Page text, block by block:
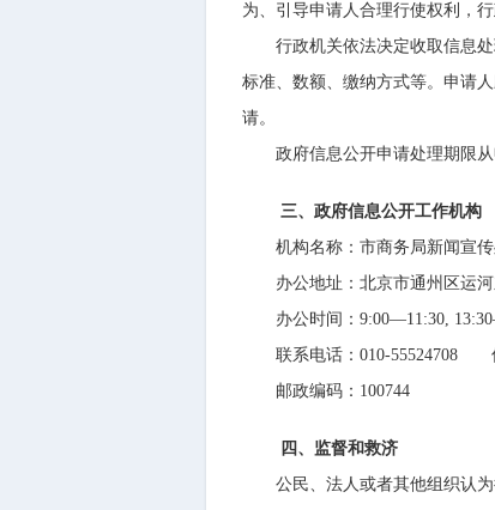
为、引导申请人合理行使权利，
行政机关依法决定收取信息处
标准、数额、缴纳方式等。申请
请。
政府信息公开申请处理期限从
三、政府信息公开工作机构
机构名称：市商务局新闻宣
办公地址：北京市通州区运河
办公时间：9:00—11:30,
联系电话：010-55524708 传
邮政编码：100744
四、监督和救济
公民、法人或者其他组织认